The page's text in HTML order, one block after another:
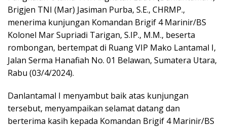
Brigjen TNI (Mar) Jasiman Purba, S.E., CHRMP.,
menerima kunjungan Komandan Brigif 4 Marinir/BS
Kolonel Mar Supriadi Tarigan, S.IP., M.M., beserta
rombongan, bertempat di Ruang VIP Mako Lantamal I,
Jalan Serma Hanafiah No. 01 Belawan, Sumatera Utara,
Rabu (03/4/2024).
Danlantamal I menyambut baik atas kunjungan
tersebut, menyampaikan selamat datang dan
berterima kasih kepada Komandan Brigif 4 Marinir/BS